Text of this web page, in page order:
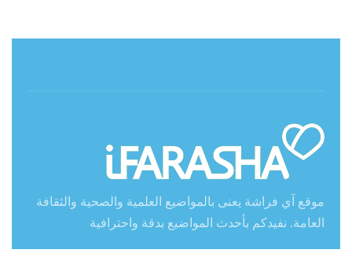
موقع آي فراشة يعنى بالمواضيع العلمية والصحية والثقافة
العامة. نفيدكم بأحدث المواضيع بدقة واحترافية